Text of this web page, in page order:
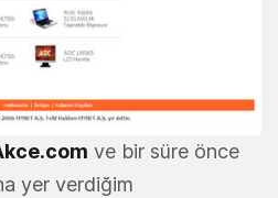
ve bir süre önce
yer verdiğim